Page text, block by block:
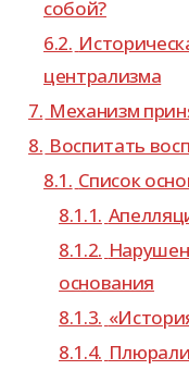
собой?
6.2.
централизма
7. Механизм
8. Воспитать
8.1. Список
8.1.1.
8.1.2.
основания
8.1.3.
8.1.4.